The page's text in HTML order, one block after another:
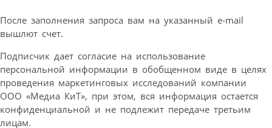
После заполнения запроса вам на указанный e-mail
вышлют счет.
Подписчик дает согласие на использование
персональной информации в обобщенном виде в целях
проведения маркетинговых исследований компании
ООО «Медиа КиТ», при этом, вся информация остается
конфиденциальной и не подлежит передаче третьим
лицам.